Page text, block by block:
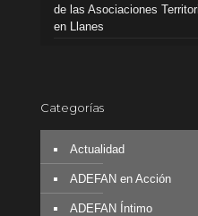
de las Asociaciones
en Llanes
Categorías
Actualidad
ADEFAN en Acción
ADEFAN Íntimo